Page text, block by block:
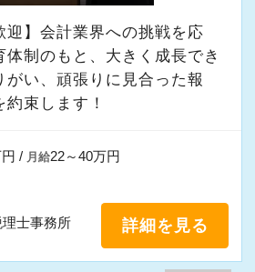
迎】会計業界への挑戦を応
体制のもと、大きく成長でき
がい、頑張りに見合った報
束します！
/ 月給22～40万円
士事務所 詳細を見る